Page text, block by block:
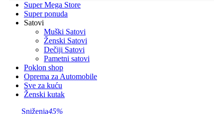
Super Mega Store
Super ponuda
Satovi
Muški Satovi
Ženski Satovi
Dečiji Satovi
Pametni satovi
Poklon shop
Oprema za Automobile
Sve za kuću
Ženski kutak
Sniženja45%